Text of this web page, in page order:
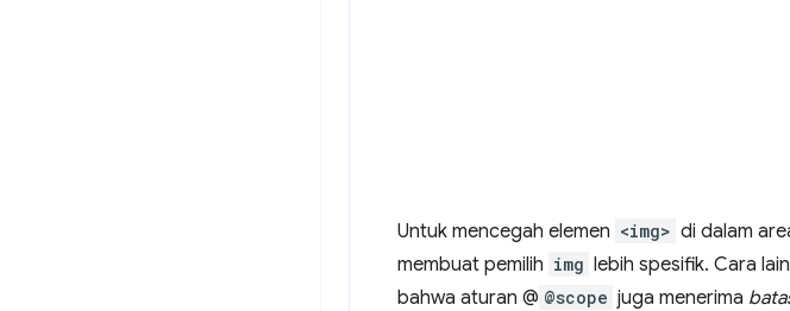
Untuk mencegah elemen <img> di dalam
membuat pemilih img lebih spesifik. Cara
bahwa aturan @ @scope juga menerima